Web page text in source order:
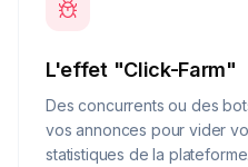
L'effet "Click-Farm"
Des concurrents ou des
vos annonces pour vider
statistiques de la plateforme.